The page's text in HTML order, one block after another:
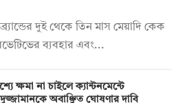
দুই থেকে তিন মাস মেয়াদি কেক
ব্যবহার এবং...
ক্ষমা না চাইলে ক্যান্টনমেন্টে
অবাঞ্ছিত ঘোষণার দাবি